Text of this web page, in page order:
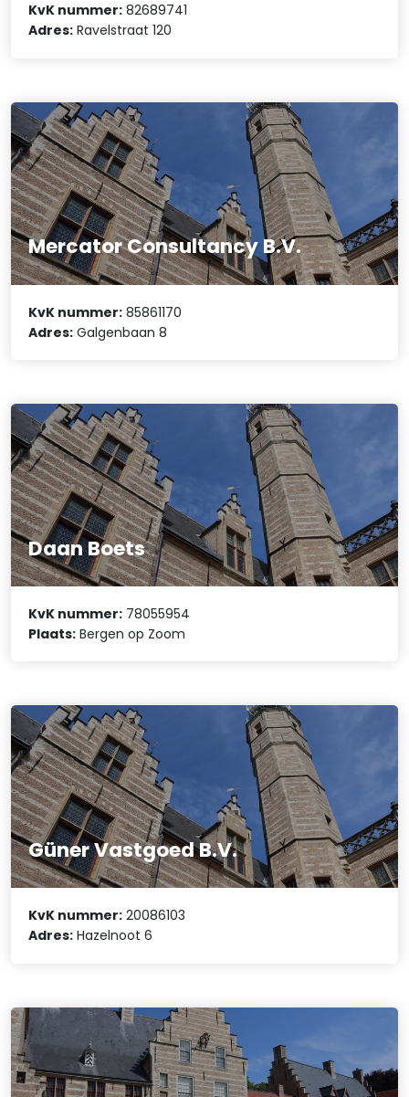
KvK nummer: 82689741
Adres: Ravelstraat 120
Mercator Consultancy B.V.
KvK nummer: 85861170
Adres: Galgenbaan 8
Daan Boets
KvK nummer: 78055954
Plaats: Bergen op Zoom
Güner Vastgoed B.V.
KvK nummer: 20086103
Adres: Hazelnoot 6